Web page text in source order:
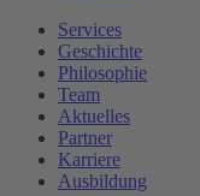
Services
Geschichte
Philosophie
Team
Aktuelles
Partner
Karriere
Ausbildung